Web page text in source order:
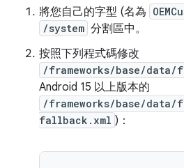
將您自己的字型 (名為
/system 分割區中。
按照下列程式碼修改
/frameworks/base/
Android 15 以上版本的
/frameworks/base/
fallback.xml )：